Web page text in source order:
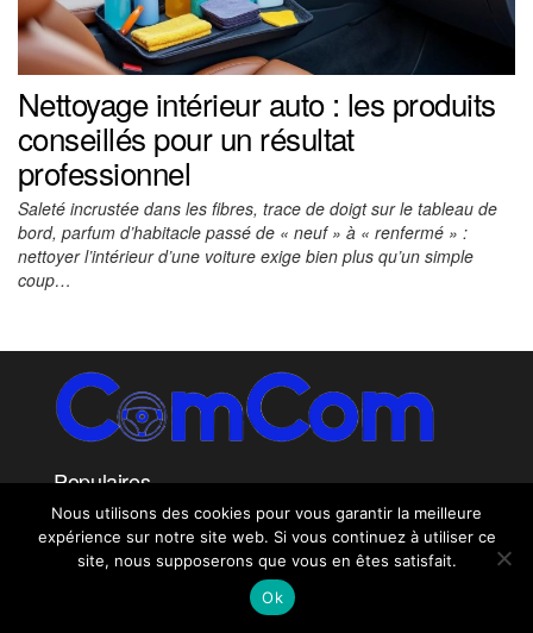
Nettoyage intérieur auto : les produits
conseillés pour un résultat
professionnel
Saleté incrustée dans les fibres, trace de doigt sur le tableau de
bord, parfum d’habitacle passé de « neuf » à « renfermé » :
nettoyer l’intérieur d’une voiture exige bien plus qu’un simple
coup…
Populaires
ComCom - Tous droits reservés
Nous utilisons des cookies pour vous garantir la meilleure
expérience sur notre site web. Si vous continuez à utiliser ce
site, nous supposerons que vous en êtes satisfait.
Ok